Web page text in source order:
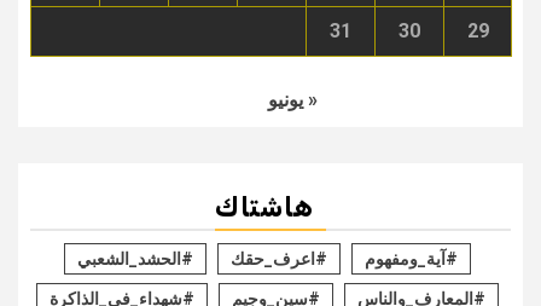
29
30
31
« يونيو
هاشتاك
#آية_ومفهوم #اعرف_حقك #الحشد_الشعبي
#المعارف_والناس #سين_وجيم #شهداء_في_الذاكرة